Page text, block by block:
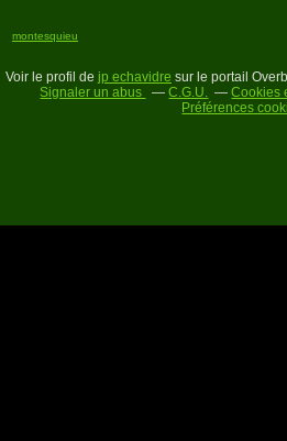
montesquieu
Voir le profil de jp echavidre sur le portail
Signaler un abus
C.G.U.
Cookies
Préférences